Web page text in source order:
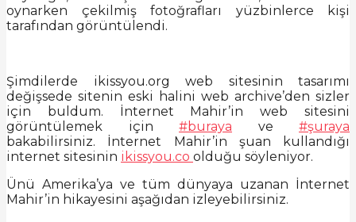
oynarken çekilmiş fotoğrafları yüzbinlerce kişi
tarafından görüntülendi.
Şimdilerde ikissyou.org web sitesinin tasarımı
değişsede sitenin eski halini web archive’den sizler
için buldum. İnternet Mahir’in web sitesini
görüntülemek için #buraya ve #şuraya
bakabilirsiniz. İnternet Mahir’in şuan kullandığı
internet sitesinin ikissyou.co olduğu söyleniyor.
Ünü Amerika’ya ve tüm dünyaya uzanan İnternet
Mahir’in hikayesini aşağıdan izleyebilirsiniz.